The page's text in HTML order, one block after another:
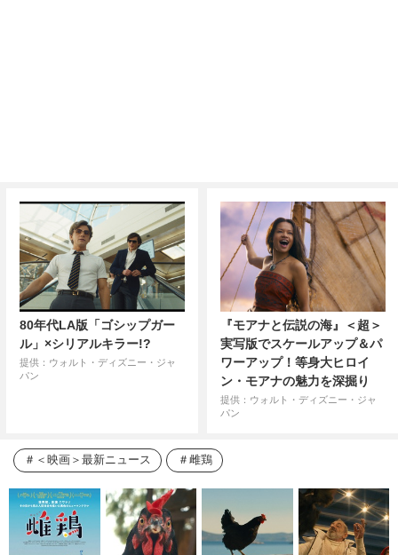
80年代LA版「ゴシップガー
ル」×シリアルキラー!?
提供：ウォルト・ディズニー・ジャ
パン
『モアナと伝説の海』＜超＞
実写版でスケールアップ＆パ
ワーアップ！等身大ヒロイ
ン・モアナの魅力を深掘り
提供：ウォルト・ディズニー・ジャ
パン
＜映画＞最新ニュース 雌鶏